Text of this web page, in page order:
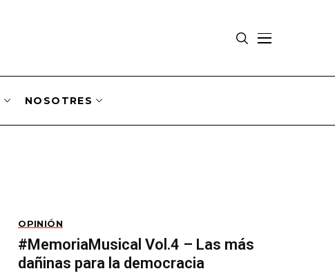
NOSOTRES
OPINIÓN
#MemoriaMusical Vol.4 – Las más
dañinas para la democracia